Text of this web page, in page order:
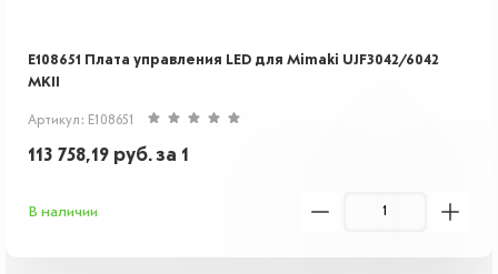
E108651 Плата управления LED для Mimaki UJF3042/6042
MKII
Артикул: E108651
113 758,19 руб.за 1
В наличии